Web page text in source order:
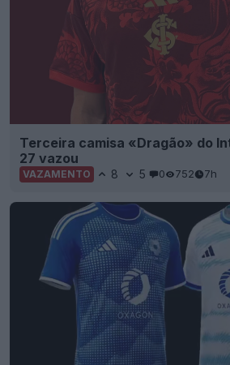
Terceira camisa «Dragão» do
27 vazou
VAZAMENTO 8 5 0 752 7h